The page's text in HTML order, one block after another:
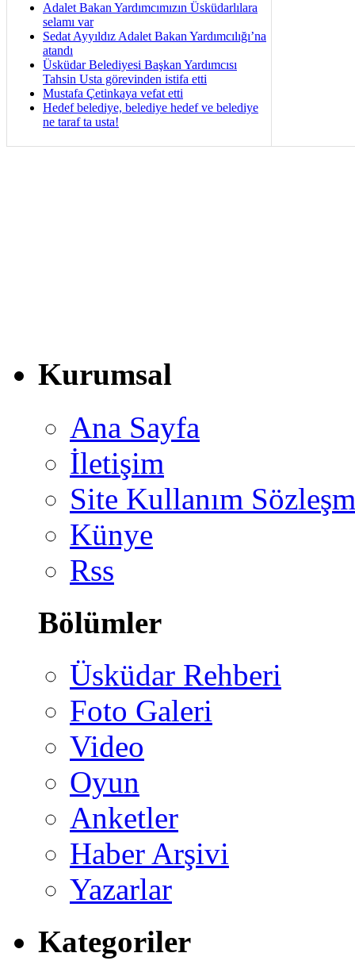
Adalet Bakan Yardımcımızın Üsküdarlılara
selamı var
Sedat Ayyıldız Adalet Bakan Yardımcılığı’na
atandı
Üsküdar Belediyesi Başkan Yardımcısı
Tahsin Usta görevinden istifa etti
Mustafa Çetinkaya vefat etti
Hedef belediye, belediye hedef ve belediye
ne taraf ta usta!
Kurumsal
Ana Sayfa
İletişim
Site Kullanım
Künye
Rss
Bölümler
Üsküdar Rehberi
Foto Galeri
Video
Oyun
Anketler
Haber Arşivi
Yazarlar
Kategoriler